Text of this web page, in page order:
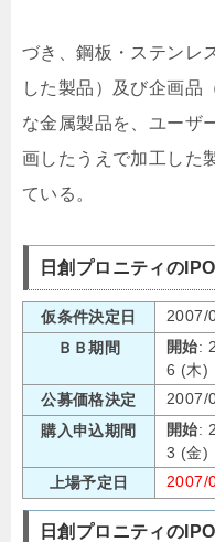
づき、鋼板・ステンレ
した製品）及び企画品
な金属製品を、ユーザ
画したうえで加工した
ている。
日創プロニティの
仮条件決定日
2007/
ＢＢ期間
開始:
6 (木)
公募価格決定
2007/
購入申込期間
開始:
3 (金)
上場予定日
2007/
日創プロニティの